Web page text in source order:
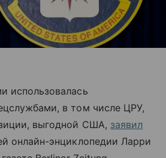
использовалась
в том числе ЦРУ,
выгодной США, заявил
онлайн-энциклопедии Ларри